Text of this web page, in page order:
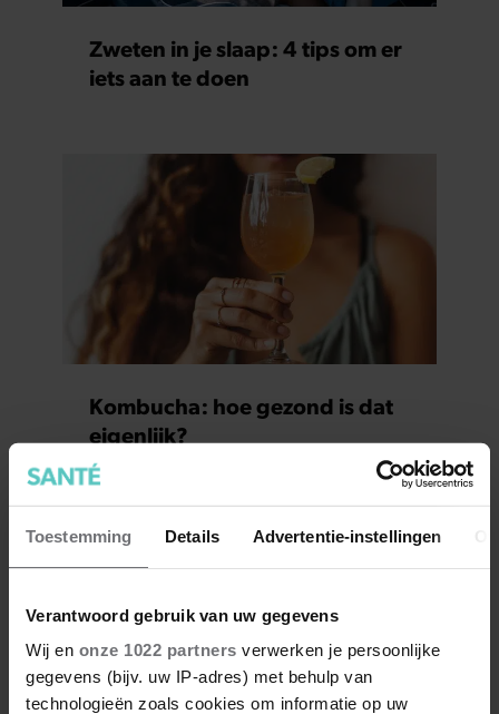
Toestemming Details Advertentie-instellingen
Verantwoord gebruik van uw gegevens
Wij en onze 1022 partners verwerken je persoonlijke
gegevens (bijv. uw IP-adres) met behulp van
technologieën zoals cookies om informatie op uw
Zweten in je slaap: 4 tips om er
iets aan te doen
Kombucha: hoe gezond is dat
eigenlijk?